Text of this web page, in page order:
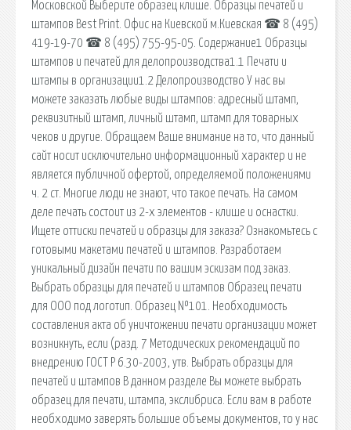
Московской Выберите образец клише. Образцы печатей и
штампов Best Print. Офис на Киевской м.Киевская ☎ 8 (495)
419-19-70 ☎ 8 (495) 755-95-05. Содержание1 Образцы
штампов и печатей для делопроизводства1.1 Печати и
штампы в организации1.2 Делопроизводство У нас вы
можете заказать любые виды штампов: адресный штамп,
реквизитный штамп, личный штамп, штамп для товарных
чеков и другие. Обращаем Ваше внимание на то, что данный
сайт носит исключительно информационный характер и не
является публичной офертой, определяемой положениями
ч. 2 ст. Многие люди не знают, что такое печать. На самом
деле печать состоит из 2-х элементов - клише и оснастки.
Ищете оттиски печатей и образцы для заказа? Ознакомьтесь с
готовыми макетами печатей и штампов. Разработаем
уникальный дизайн печати по вашим эскизам под заказ.
Выбрать образцы для печатей и штампов Образец печати
для ООО под логотип. Образец №101. Необходимость
составления акта об уничтожении печати организации может
возникнуть, если (разд. 7 Методических рекомендаций по
внедрению ГОСТ Р 6.30-2003, утв. Выбрать образцы для
печатей и штампов В данном разделе Вы можете выбрать
образец для печати, штампа, экслибриса. Если вам в работе
необходимо заверять большие объемы документов, то у нас